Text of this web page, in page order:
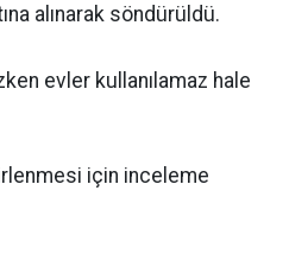
alınarak söndürüldü.
evler kullanılamaz hale
için inceleme